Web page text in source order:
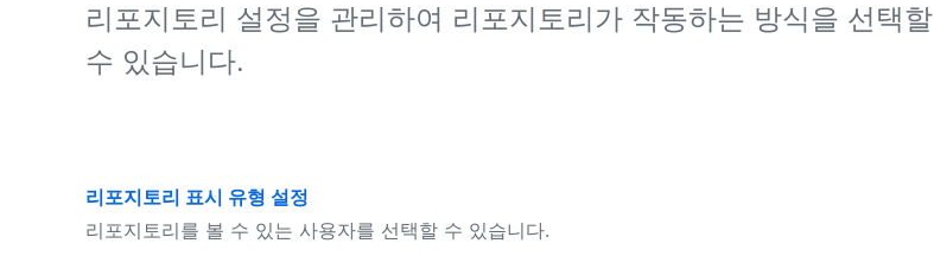
리포지토리 설정을 관리하여 리포지토리가 작동하는 방식을 선택할
수 있습니다.
리포지토리 표시 유형 설정
리포지토리를 볼 수 있는 사용자를 선택할 수 있습니다.